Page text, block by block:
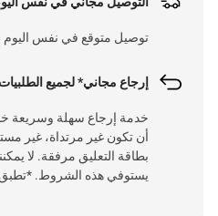
توصيل متوقع في نفس اليوم على
إرجاع مجاني* لجميع الطلبيات
أن تكون غير مرتداة، غير
بطاقة التعليق مرفقة. لا
يستوفي هذه الشروط. *تطبق